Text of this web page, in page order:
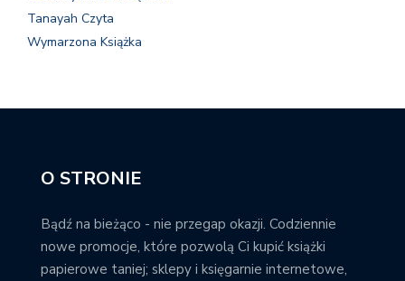
Tanayah Czyta
Wymarzona Książka
O STRONIE
Bądź na bieżąco - nie przegap okazji. Codziennie
nowe promocje, które pozwolą Ci kupić książki
papierowe taniej; sklepy i księgarnie internetowe,